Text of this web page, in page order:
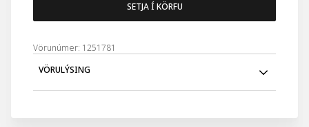
SETJA Í KÖRFU
Vörunúmer: 1251781
VÖRULÝSING
sem er einnig standur. Með 5x stækkun. Spegillinn er í allt